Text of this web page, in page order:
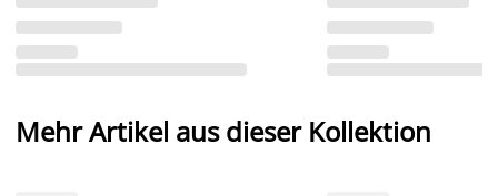
Mehr Artikel aus dieser Kollektion